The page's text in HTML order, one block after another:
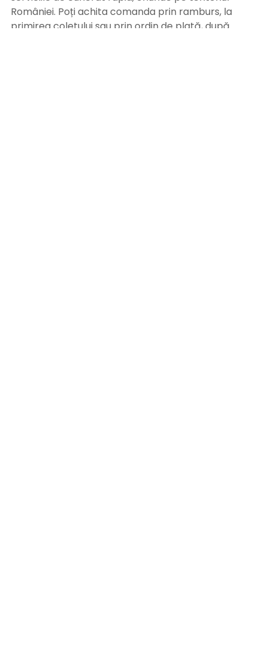
României. Poți achita comanda prin ramburs, la
primirea coletului sau prin ordin de plată, după